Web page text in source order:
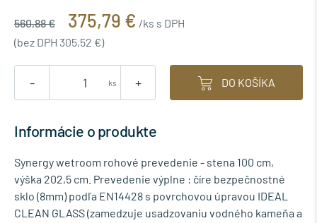
560,88 € 375,79 € /ks s DPH
(bez DPH 305,52 €)
- +
ks DO KOŠÍKA
Informácie o produkte
Synergy wetroom rohové prevedenie - stena 100 cm,
výška 202,5 cm. Prevedenie výplne : číre bezpečnostné
sklo (8mm) podľa EN14428 s povrchovou úpravou IDEAL
CLEAN GLASS (zamedzuje usadzovaniu vodného kameňa a